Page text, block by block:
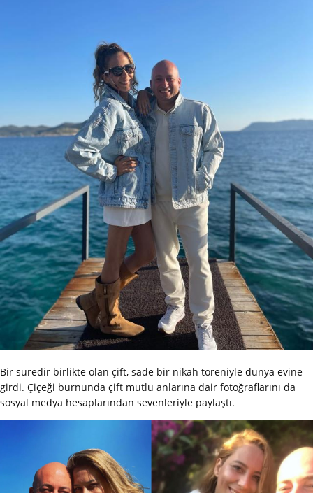
Bir süredir birlikte olan çift, sade bir nikah töreniyle dünya evine
girdi. Çiçeği burnunda çift mutlu anlarına dair fotoğraflarını da
sosyal medya hesaplarından sevenleriyle paylaştı.